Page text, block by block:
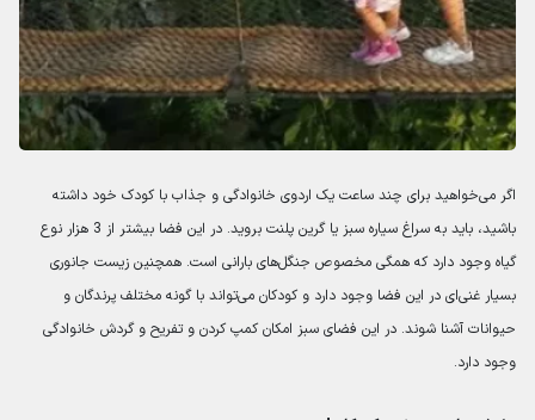
اگر می‌خواهید برای چند ساعت یک اردوی خانوادگی و جذاب با کودک خود داشته
باشید، باید به سراغ سیاره سبز یا گرین پلنت بروید. در این فضا بیشتر از 3 هزار نوع
گیاه وجود دارد که همگی مخصوص جنگل‌های بارانی است. همچنین زیست جانوری
بسیار غنی‌ای در این فضا وجود دارد و کودکان می‌تواند با گونه مختلف پرندگان و
حیوانات آشنا شوند. در این فضای سبز امکان کمپ کردن و تفریح و گردش خانوادگی
وجود دارد.